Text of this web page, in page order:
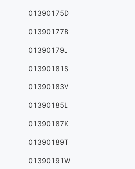
01390175D
01390177B
01390179J
01390181S
01390183V
01390185L
01390187K
01390189T
01390191W